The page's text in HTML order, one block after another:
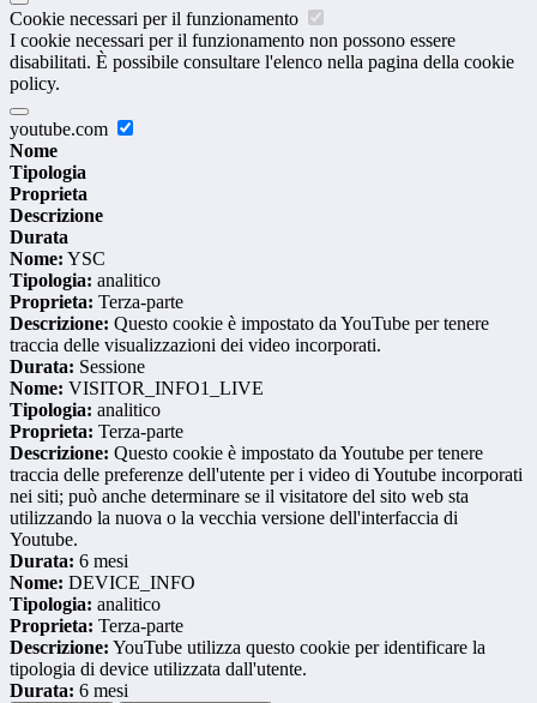
Cookie necessari per il funzionamento
I cookie necessari per il funzionamento non possono essere
disabilitati. È possibile consultare l'elenco nella pagina della cookie
policy.
youtube.com
Nome
Tipologia
Proprieta
Descrizione
Durata
Nome: YSC
Tipologia: analitico
Proprieta: Terza-parte
Descrizione: Questo cookie è impostato da YouTube per tenere
traccia delle visualizzazioni dei video incorporati.
Durata: Sessione
Nome: VISITOR_INFO1_LIVE
Tipologia: analitico
Proprieta: Terza-parte
Descrizione: Questo cookie è impostato da Youtube per tenere
traccia delle preferenze dell'utente per i video di Youtube incorporati
nei siti; può anche determinare se il visitatore del sito web sta
utilizzando la nuova o la vecchia versione dell'interfaccia di
Youtube.
Durata: 6 mesi
Nome: DEVICE_INFO
Tipologia: analitico
Proprieta: Terza-parte
Descrizione: YouTube utilizza questo cookie per identificare la
tipologia di device utilizzata dall'utente.
Durata: 6 mesi